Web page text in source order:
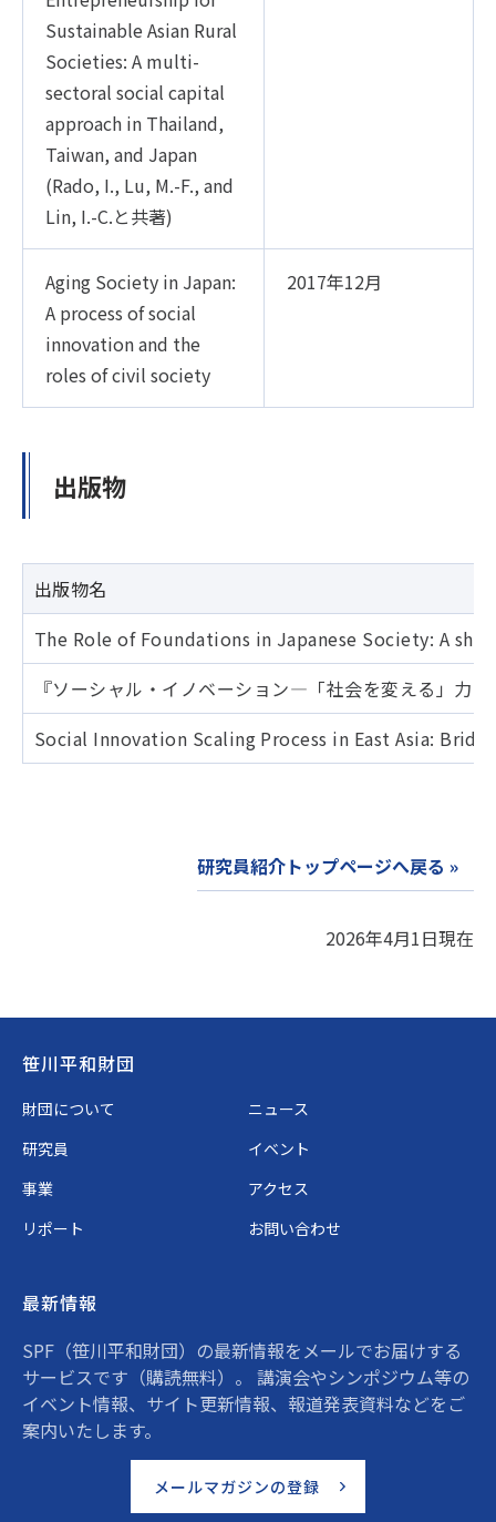
Sustainable Asian Rural
Societies: A multi-
sectoral social capital
approach in Thailand,
Taiwan, and Japan
(Rado, I., Lu, M.-F., and
Lin, I.-C.と共著)
Aging Society in Japan:
A process of social
innovation and the
roles of civil society
2017年12月
出版物
出版物名
The Role of Foundations in Japanese Society: A
『ソーシャル・イノベーション―「社会を変える」力
Social Innovation Scaling Process in East Asia:
研究員紹介トップページへ戻る »
2026年4月1日現在
Footer
笹川平和財団
財団について
ニュース
研究員
イベント
事業
アクセス
リポート
お問い合わせ
最新情報
SPF（笹川平和財団）の最新情報をメールでお届けする
サービスです（購読無料）。 講演会やシンポジウム等の
イベント情報、サイト更新情報、報道発表資料などをご
案内いたします。
メールマガジンの登録